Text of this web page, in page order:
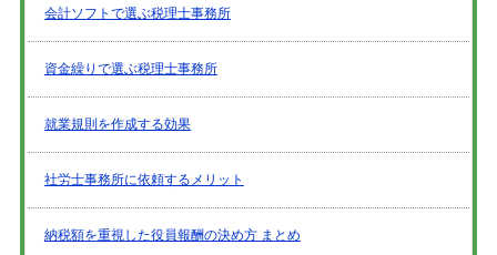
会計ソフトで選ぶ税理士事務所
資金繰りで選ぶ税理士事務所
就業規則を作成する効果
社労士事務所に依頼するメリット
納税額を重視した役員報酬の決め方 まとめ